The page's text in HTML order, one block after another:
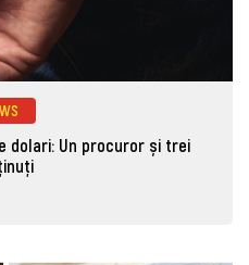
dolari: Un procuror și trei